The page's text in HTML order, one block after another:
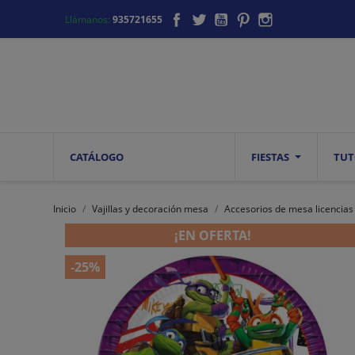
Llámanos:935721655 Facebook
TwitterYouTubePinterest
CATÁLOGO FIESTAS
Inicio Vajillas y decoración mesa Accesorios de mesa licencias
¡EN OFERTA!
-25%